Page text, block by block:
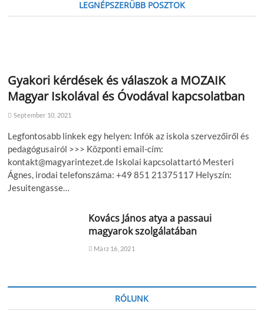
LEGNÉPSZERÜBB POSZTOK
Gyakori kérdések és válaszok a MOZAIK
Magyar Iskolával és Óvodával kapcsolatban
September 10, 2021
Legfontosabb linkek egy helyen: Infók az iskola szervezőiről és
pedagógusairól >>> Központi email-cím:
kontakt@magyarintezet.de Iskolai kapcsolattartó Mesteri
Ágnes, irodai telefonszáma: +49 851 21375117 Helyszín:
Jesuitengasse…
Kovács János atya a passaui
magyarok szolgálatában
März 16, 2021
RÓLUNK